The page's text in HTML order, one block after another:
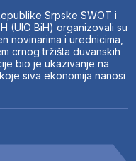
Srpske SWOT i
(UIO BiH) organizovali su
novinarima i urednicima,
crnog tržišta duvanskih
bio je ukazivanje na
siva ekonomija nanosi